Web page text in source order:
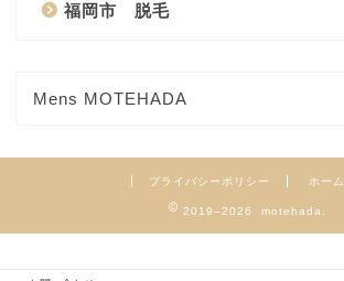
福岡市 脱毛
Mens MOTEHADA
プライバシーポリシー ホーム
2019–2026 motehada.